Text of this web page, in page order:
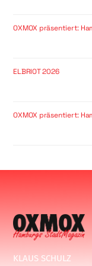
OXMOX präsentiert:
ELBRIOT 2026
OXMOX präsentiert:
KLAUS SCHULZ